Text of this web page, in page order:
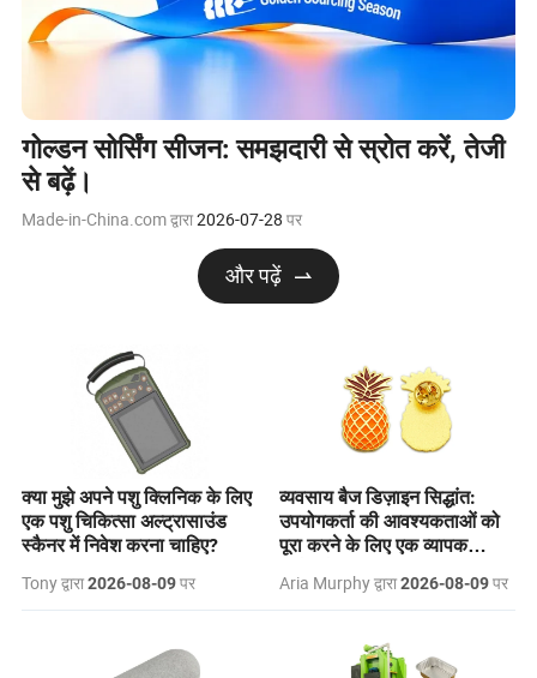
गोल्डन सोर्सिंग सीजन: समझदारी से स्रोत करें, तेजी
से बढ़ें।
Made-in-China.com द्वारा2026-07-28 पर
और पढ़ें
क्या मुझे अपने पशु क्लिनिक के लिए
एक पशु चिकित्सा अल्ट्रासाउंड
स्कैनर में निवेश करना चाहिए?
Tony द्वारा2026-08-09पर
व्यवसाय बैज डिज़ाइन सिद्धांत:
उपयोगकर्ता की आवश्यकताओं को
पूरा करने के लिए एक व्यापक
Aria Murphy द्वारा2026-08-09पर